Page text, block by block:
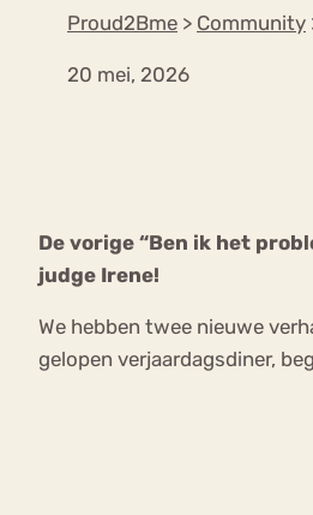
Proud2Bme > Community
20 mei, 2026
De vorige “Ben ik het
judge Irene!
We hebben twee nieuwe
gelopen verjaardagsdiner,
Orthorexia